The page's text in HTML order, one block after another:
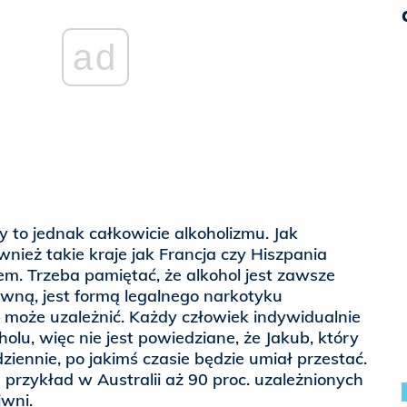
ad
jednak całkowicie alkoholizmu. Jak
takie kraje jak Francja czy Hiszpania
Trzeba pamiętać, że alkohol jest zawsze
jest formą legalnego narkotyku
uzależnić. Każdy człowiek indywidualnie
więc nie jest powiedziane, że Jakub, który
po jakimś czasie będzie umiał przestać.
w Australii aż 90 proc. uzależnionych